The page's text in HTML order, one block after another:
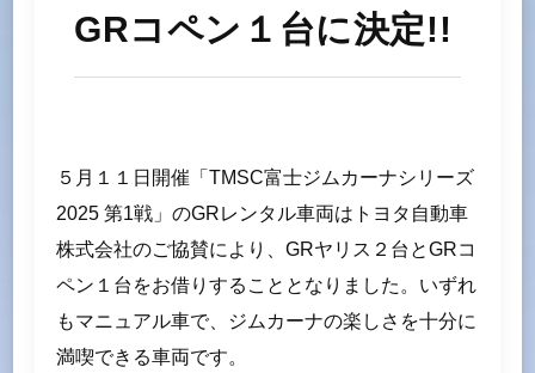
GRコペン１台に決定!!
５月１１日開催「TMSC富士ジムカーナシリーズ
2025 第1戦」のGRレンタル車両はトヨタ自動車
株式会社のご協賛により、GRヤリス２台とGRコ
ペン１台をお借りすることとなりました。いずれ
もマニュアル車で、ジムカーナの楽しさを十分に
満喫できる車両です。